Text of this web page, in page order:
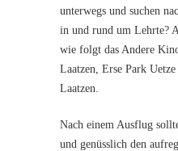
unterwegs und suchen
in und rund um Lehrte?
wie folgt das Andere
Laatzen, Erse Park
Laatzen.
Nach einem Ausflug
und genüsslich den